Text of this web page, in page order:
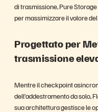
di trasmissione, Pure
per massimizzare il valore
Progettato per
trasmissione
Mentre il checkpoint
dell’addestramento da solo,
sua architettura gestisce le